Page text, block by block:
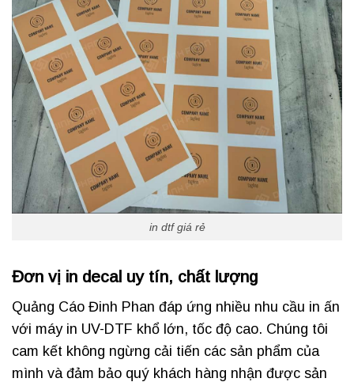
in dtf giá rẻ
Đơn vị in decal uy tín, chất lượng
Quảng Cáo Đinh Phan đáp ứng nhiều nhu cầu in ấn
với máy in UV-DTF khổ lớn, tốc độ cao. Chúng tôi
cam kết không ngừng cải tiến các sản phẩm của
mình và đảm bảo quý khách hàng nhận được sản